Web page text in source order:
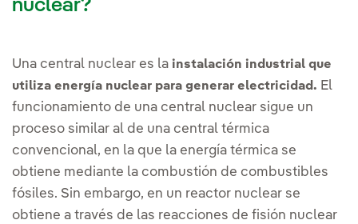
nuclear?
Una central nuclear es la instalación industrial que
utiliza energía nuclear para generar electricidad. El
funcionamiento de una central nuclear sigue un
proceso similar al de una central térmica
convencional, en la que la energía térmica se
obtiene mediante la combustión de combustibles
fósiles. Sin embargo, en un reactor nuclear se
obtiene a través de las reacciones de fisión nuclear